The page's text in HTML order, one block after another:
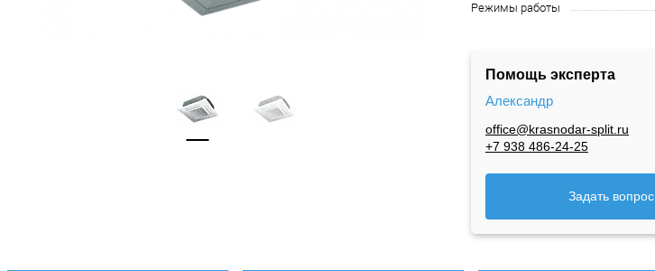
Режимы работы
Помощь эксперта
Александр
office@krasnodar-split.ru
+7 938 486-24-25
Задать вопрос